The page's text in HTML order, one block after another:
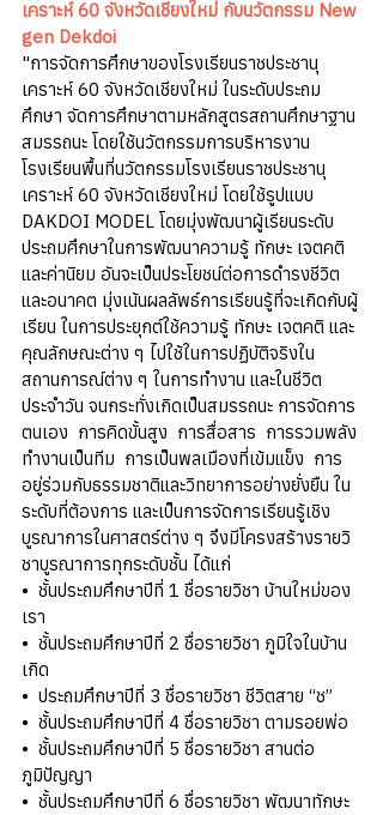
เคราะห์ 60 จังหวัดเชียงใหม่ กับนวัตกรรม New
gen Dekdoi
"การจัดการศึกษาของโรงเรียนราชประชานุ
เคราะห์ 60 จังหวัดเชียงใหม่ ในระดับประถม
ศึกษา จัดการศึกษาตามหลักสูตรสถานศึกษาฐาน
สมรรถนะ โดยใช้นวัตกรรมการบริหารงาน
โรงเรียนพื้นที่นวัตกรรมโรงเรียนราชประชานุ
เคราะห์ 60 จังหวัดเชียงใหม่ โดยใช้รูปแบบ
DAKDOI MODEL โดยมุ่งพัฒนาผู้เรียนระดับ
ประถมศึกษาในการพัฒนาความรู้ ทักษะ เจตคติ
และค่านิยม อันจะเป็นประโยชน์ต่อการดำรงชีวิต
และอนาคต มุ่งเน้นผลลัพธ์การเรียนรู้ที่จะเกิดกับผู้
เรียน ในการประยุกต์ใช้ความรู้ ทักษะ เจตคติ และ
คุณลักษณะต่าง ๆ ไปใช้ในการปฏิบัติจริงใน
สถานการณ์ต่าง ๆ ในการทำงาน และในชีวิต
ประจำวัน จนกระทั่งเกิดเป็นสมรรถนะ การจัดการ
ตนเอง  การคิดขั้นสูง  การสื่อสาร  การรวมพลัง
ทำงานเป็นทีม  การเป็นพลเมืองที่เข้มแข็ง  การ
อยู่ร่วมกับธรรมชาติและวิทยาการอย่างยั่งยืน ใน
ระดับที่ต้องการ และเป็นการจัดการเรียนรู้เชิง
บูรณาการในศาสตร์ต่าง ๆ จึงมีโครงสร้างรายวิ
ชาบูรณาการทุกระดับชั้น ได้แก่
•  ชั้นประถมศึกษาปีที่ 1 ชื่อรายวิชา บ้านใหม่ของ
เรา
•  ชั้นประถมศึกษาปีที่ 2 ชื่อรายวิชา ภูมิใจในบ้าน
เกิด
•  ประถมศึกษาปีที่ 3 ชื่อรายวิชา ชีวิตสาย “ช”
•  ชั้นประถมศึกษาปีที่ 4 ชื่อรายวิชา ตามรอยพ่อ
•  ชั้นประถมศึกษาปีที่ 5 ชื่อรายวิชา สานต่อ
ภูมิปัญญา
•  ชั้นประถมศึกษาปีที่ 6 ชื่อรายวิชา พัฒนาทักษะ